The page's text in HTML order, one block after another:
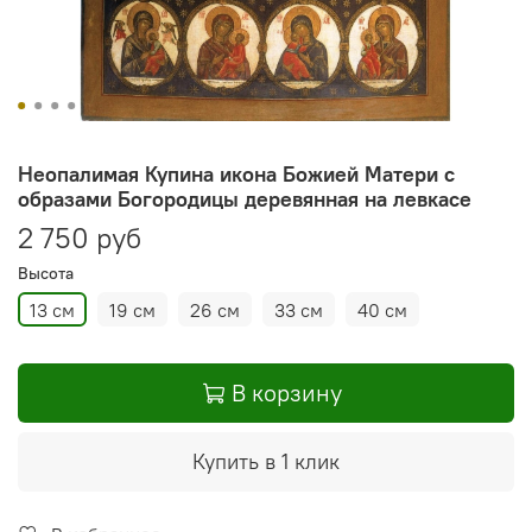
Неопалимая Купина икона Божией Матери с
образами Богородицы деревянная на левкасе
2 750 руб
Высота
13 см 19 см 26 см 33 см 40 см
В корзину
Купить в 1 клик